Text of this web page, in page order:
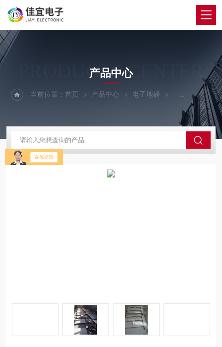
PRODUCTS CENTER
产品中心
当前位置：首页 产品中心 电子地磅 150吨地磅